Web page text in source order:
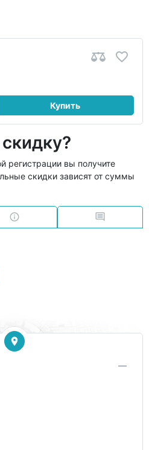
Купить
регистрации вы получите
скидки зависят от суммы